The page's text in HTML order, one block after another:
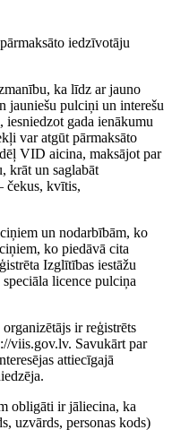
ka līdz ar jauno
jauniešu pulciņi un interešu
gada ienākumu
var atgūt pārmaksāto
VID aicina, maksājot par
krāt un saglabāt
čekus, kvītis,
un nodarbībām, ko
ko piedāvā cita
Izglītības iestāžu
licence pulciņa
ir reģistrēts
viis.gov.lv. Savukārt par
attiecīgajā
obligāti ir jāliecina, ka
uzvārds, personas kods)